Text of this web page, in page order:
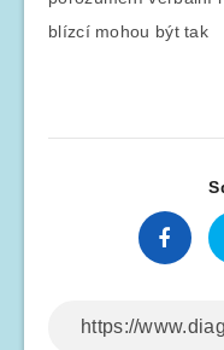
blízcí mohou být tak